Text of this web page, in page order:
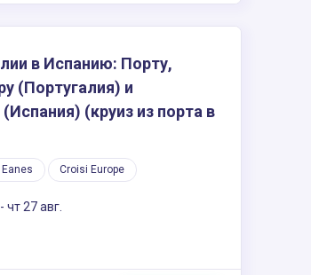
в Испанию: Порту,
(Португалия) и
(круиз из порта в
Croisi Europe
чт 27 авг.